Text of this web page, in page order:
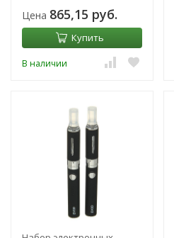
Цена 865,15 руб.
Купить
В наличии